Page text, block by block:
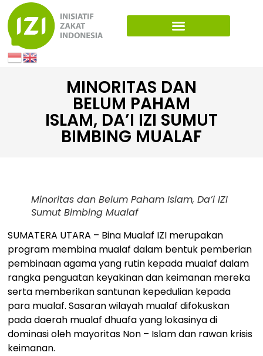
MINORITAS DAN
BELUM PAHAM
ISLAM, DA’I IZI SUMUT
BIMBING MUALAF
Minoritas dan Belum Paham Islam, Da’i IZI
Sumut Bimbing Mualaf
SUMATERA UTARA – Bina Mualaf IZI merupakan
program membina mualaf dalam bentuk pemberian
pembinaan agama yang rutin kepada mualaf dalam
rangka penguatan keyakinan dan keimanan mereka
serta memberikan santunan kepedulian kepada
para mualaf. Sasaran wilayah mualaf difokuskan
pada daerah mualaf dhuafa yang lokasinya di
dominasi oleh mayoritas Non – Islam dan rawan krisis
keimanan.